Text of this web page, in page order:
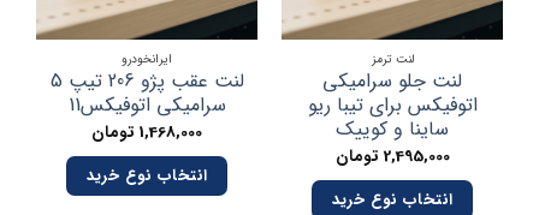
لنت ترمز
لنت جلو سرامیکی
اتوفیکس برای تیبا ریو
ساینا و کوییک
2,495,000تومان
انتخاب نوع خرید
ایرانخودرو
لنت عقب پژو 206 تیپ 5
سرامیکی اتوفیکس11
1,468,000تومان
انتخاب نوع خرید